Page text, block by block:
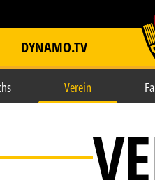
DYNAMO.TV
Verein